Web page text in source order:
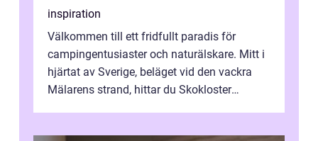
inspiration
Välkommen till ett fridfullt paradis för
campingentusiaster och naturälskare. Mitt i
hjärtat av Sverige, beläget vid den vackra
Mälarens strand, hittar du Skokloster